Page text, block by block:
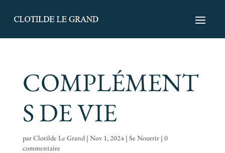
COMPLÉMENT
S DE VIE
parClotilde Le Grand| Nov 1, 2024| Se Nourrir| 0
commentaire